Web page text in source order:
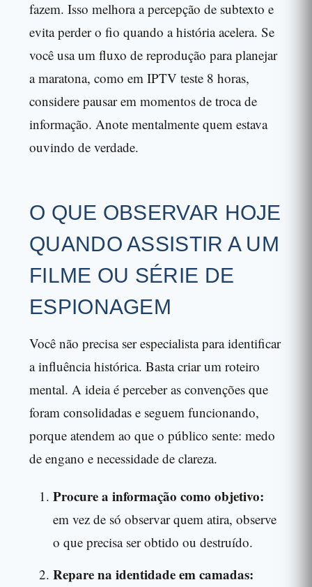
fazem. Isso melhora a percepção de subtexto e
evita perder o fio quando a história acelera. Se
você usa um fluxo de reprodução para planejar
a maratona, como em IPTV teste 8 horas,
considere pausar em momentos de troca de
informação. Anote mentalmente quem estava
ouvindo de verdade.
O QUE OBSERVAR HOJE
QUANDO ASSISTIR A UM
FILME OU SÉRIE DE
ESPIONAGEM
Você não precisa ser especialista para identificar
a influência histórica. Basta criar um roteiro
mental. A ideia é perceber as convenções que
foram consolidadas e seguem funcionando,
porque atendem ao que o público sente: medo
de engano e necessidade de clareza.
Procure a informação como objetivo:
em vez de só observar quem atira, observe
o que precisa ser obtido ou destruído.
Repare na identidade em camadas: